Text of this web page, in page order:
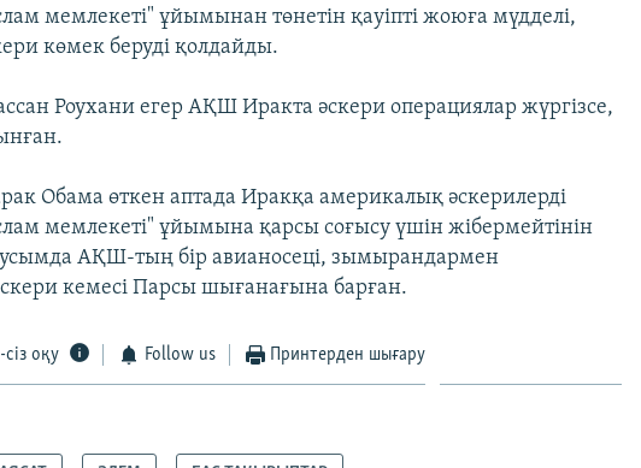
мемлекеті" ұйымынан төнетін қауіпті жоюға мүдделі,
көмек беруді қолдайды.
Роухани егер АҚШ Иракта әскери операциялар жүргізсе,
Обама өткен аптада Иракқа америкалық әскерилерді
мемлекеті" ұйымына қарсы соғысу үшін жібермейтінін
АҚШ-тың бір авианосеці, зымырандармен
кемесі Парсы шығанағына барған.
сіз оқу Follow us Принтерден шығару